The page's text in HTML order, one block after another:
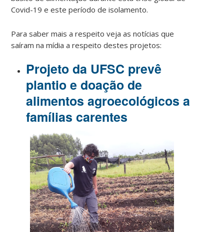
Covid-19 e este período de isolamento.
Para saber mais a respeito veja as notícias que
saíram na mídia a respeito destes projetos:
Projeto da UFSC prevê
plantio e doação de
alimentos agroecológicos a
famílias carentes